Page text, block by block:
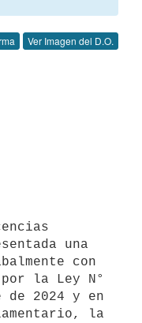
Ver Imagen del D.O.
una
con
la Ley N°
de 2024 y en
la